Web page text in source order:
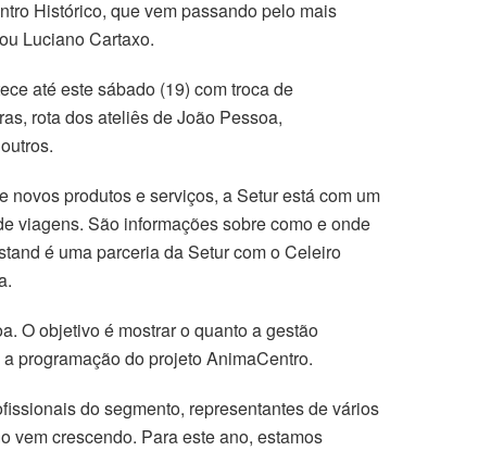
Histórico, que vem passando pelo mais
Luciano Cartaxo.
até este sábado (19) com troca de
rota dos ateliês de João Pessoa,
produtos e serviços, a Setur está com um
viagens. São informações sobre como e onde
é uma parceria da Setur com o Celeiro
O objetivo é mostrar o quanto a gestão
programação do projeto AnimaCentro.
do segmento, representantes de vários
vem crescendo. Para este ano, estamos